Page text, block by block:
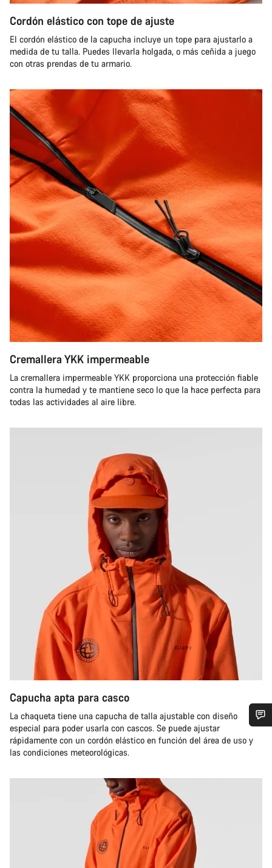
Cordón elástico con tope de ajuste
El cordón elástico de la capucha incluye un tope para ajustarlo a
medida de tu talla. Puedes llevarla holgada, o más ceñida a juego
con otras prendas de tu armario.
Cremallera YKK impermeable
La cremallera impermeable YKK proporciona una protección fiable
contra la humedad y te mantiene seco lo que la hace perfecta para
todas las actividades al aire libre.
Capucha apta para casco
La chaqueta tiene una capucha de talla ajustable con diseño
especial para poder usarla con cascos. Se puede ajustar
rápidamente con un cordón elástico en función del área de uso y
las condiciones meteorológicas.
¿Necesitas ayuda?
Abrir chat
Cerrar